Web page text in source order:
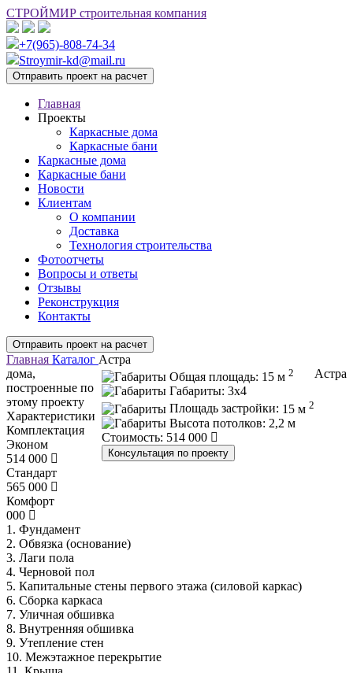
СТРОЙМИР строительная компания
+7(965)-808-74-34
Stroymir-kd@mail.ru
Отправить проект на расчет
Главная
Проекты
Каркасные дома
Каркасные бани
Каркасные дома
Каркасные бани
Новости
Клиентам
О компании
Доставка
Технология строительства
Фотоотчеты
Вопросы и ответы
Отзывы
Реконструкция
Контакты
Отправить проект на расчет
Главная Каталог Астра
Астра
Общая площадь: 15 м 2
Габариты: 3х4
Площадь застройки: 15 м 2
Высота потолков: 2,2 м
Стоимость: 514 000
Консультация по проекту
дома,
построенные по
этому проекту
Характеристики
Комплектация
Эконом
514 000
Стандарт
565 000
Комфорт
000
1. Фундамент
2. Обвязка (основание)
3. Лаги пола
4. Черновой пол
5. Капитальные стены первого этажа (силовой каркас)
6. Сборка каркаса
7. Уличная обшивка
8. Внутренняя обшивка
9. Утепление стен
10. Межэтажное перекрытие